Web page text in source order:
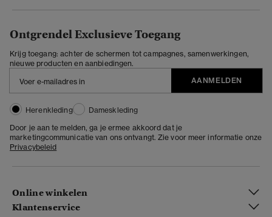
Ontgrendel Exclusieve Toegang
Krijg toegang: achter de schermen tot campagnes, samenwerkingen,
nieuwe producten en aanbiedingen.
AANMELDEN
Herenkleding
Dameskleding
Door je aan te melden, ga je ermee akkoord dat je
marketingcommunicatie van ons ontvangt. Zie voor meer informatie onze
Privacybeleid
Online winkelen
Klantenservice